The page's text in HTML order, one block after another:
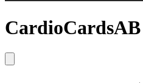
CardioCardsAB